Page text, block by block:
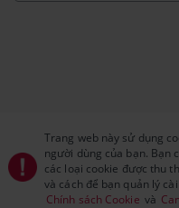
Trang web này sử dụng
người dùng của bạn. Bạn
các loại cookie được thu
và cách để bạn quản lý
Chính sách Cookie và